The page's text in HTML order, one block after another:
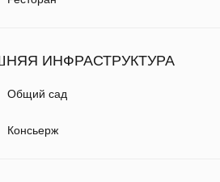
ИНФРАСТРУКТУРА
Общий сад
Консьерж